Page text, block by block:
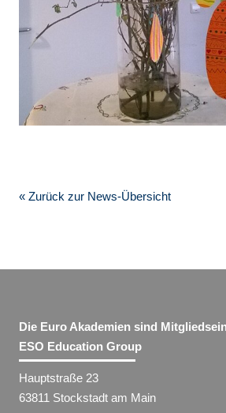
« Zurück zur News-Übersicht
Die Euro Akademien sind
ESO Education Group
Hauptstraße 23
63811 Stockstadt am Main